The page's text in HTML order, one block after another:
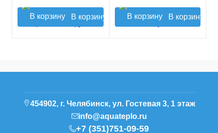
В корзину В корзину
454902, г. Челябинск, ул. Гостевая 3, 1 этаж
info@aquateplo.ru
+7 (351)751-09-59